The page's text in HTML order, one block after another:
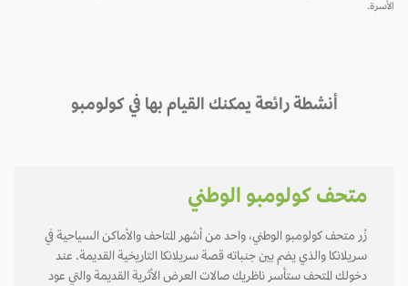
الأسرة.
أنشطة رائعة يمكنك القيام بها في كولومبو
متحف كولومبو الوطني
زُر متحف كولومبو الوطني، واحد من أشهر المتاحف والأماكن السياحية في
سريلانكا والذي يضم بين جنباته قصة سريلانكا التاريخية القديمة. عند
دخولك المتحف ستأسر ناظريك صالات العرض الأثرية القديمة والتي عود